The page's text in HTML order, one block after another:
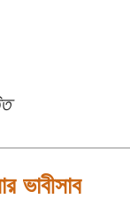
ভাবীসাব